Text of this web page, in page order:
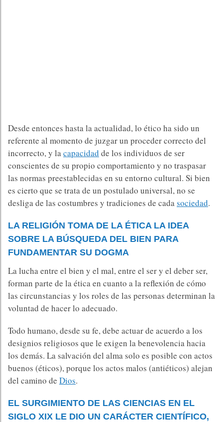
Desde entonces hasta la actualidad, lo ético ha sido un
referente al momento de juzgar un proceder correcto del
incorrecto, y lacapacidad de los individuos de ser
conscientes de su propio comportamiento y no traspasar
las normas preestablecidas en su entorno cultural. Si bien
es cierto que se trata de un postulado universal, no se
desliga de las costumbres y tradiciones de cadasociedad.
LA RELIGIÓN TOMA DE LA ÉTICA LA IDEA
SOBRE LA BÚSQUEDA DEL BIEN PARA
FUNDAMENTAR SU DOGMA
La lucha entre el bien y el mal, entre el ser y el deber ser,
forman parte de la ética en cuanto a la reflexión de cómo
las circunstancias y los roles de las personas determinan la
voluntad de hacer lo adecuado.
Todo humano, desde su fe, debe actuar de acuerdo a los
designios religiosos que le exigen la benevolencia hacia
los demás. La salvación del alma solo es posible con actos
buenos (éticos), porque los actos malos (antiéticos) alejan
del camino de Dios.
EL SURGIMIENTO DE LAS CIENCIAS EN EL
SIGLO XIX LE DIO UN CARÁCTER CIENTÍFICO,